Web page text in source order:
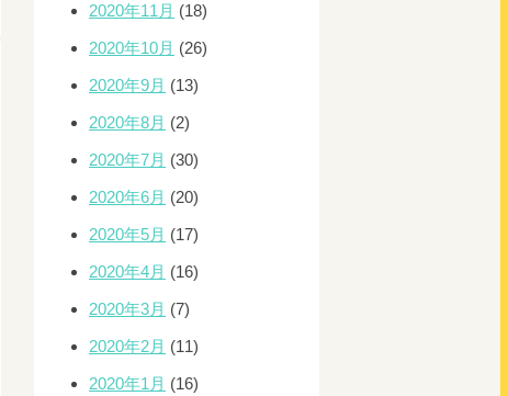
2020年11月 (18)
2020年10月 (26)
2020年9月 (13)
2020年8月 (2)
2020年7月 (30)
2020年6月 (20)
2020年5月 (17)
2020年4月 (16)
2020年3月 (7)
2020年2月 (11)
2020年1月 (16)